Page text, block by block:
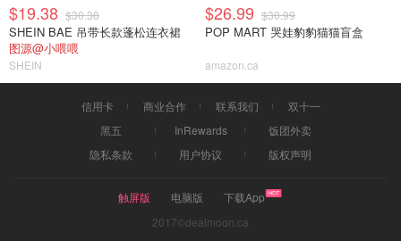
$19.38 $30.38
SHEIN BAE 吊带长款蓬松连衣裙
图源@小喂喂
SHEIN
$26.99 $30.99
POP MART 哭娃豹豹猫猫盲盒
amazon.ca
信用卡 商业合作 联系我们
双十一
黑五
InRewards
饭团外卖
隐私条款
用户协议 版权声明
触屏版 电脑版
下载App
2017©dealmoon.ca